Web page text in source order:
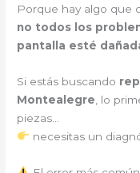
Porque hay algo que
no todos los
pantalla esté
Si estás buscando
Montealegre , lo
piezas…
necesitas un